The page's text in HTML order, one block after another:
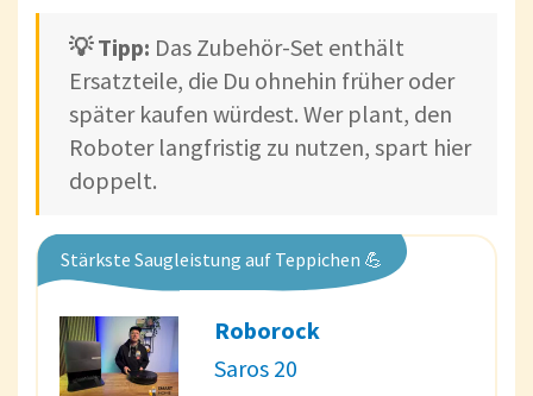
💡 Tipp: Das Zubehör-Set enthält
Ersatzteile, die Du ohnehin früher oder
später kaufen würdest. Wer plant, den
Roboter langfristig zu nutzen, spart hier
doppelt.
Stärkste Saugleistung auf Teppichen 💪
Roborock
Saros 20